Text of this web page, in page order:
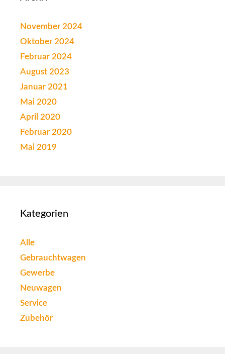
November 2024
Oktober 2024
Februar 2024
August 2023
Januar 2021
Mai 2020
April 2020
Februar 2020
Mai 2019
Kategorien
Alle
Gebrauchtwagen
Gewerbe
Neuwagen
Service
Zubehör